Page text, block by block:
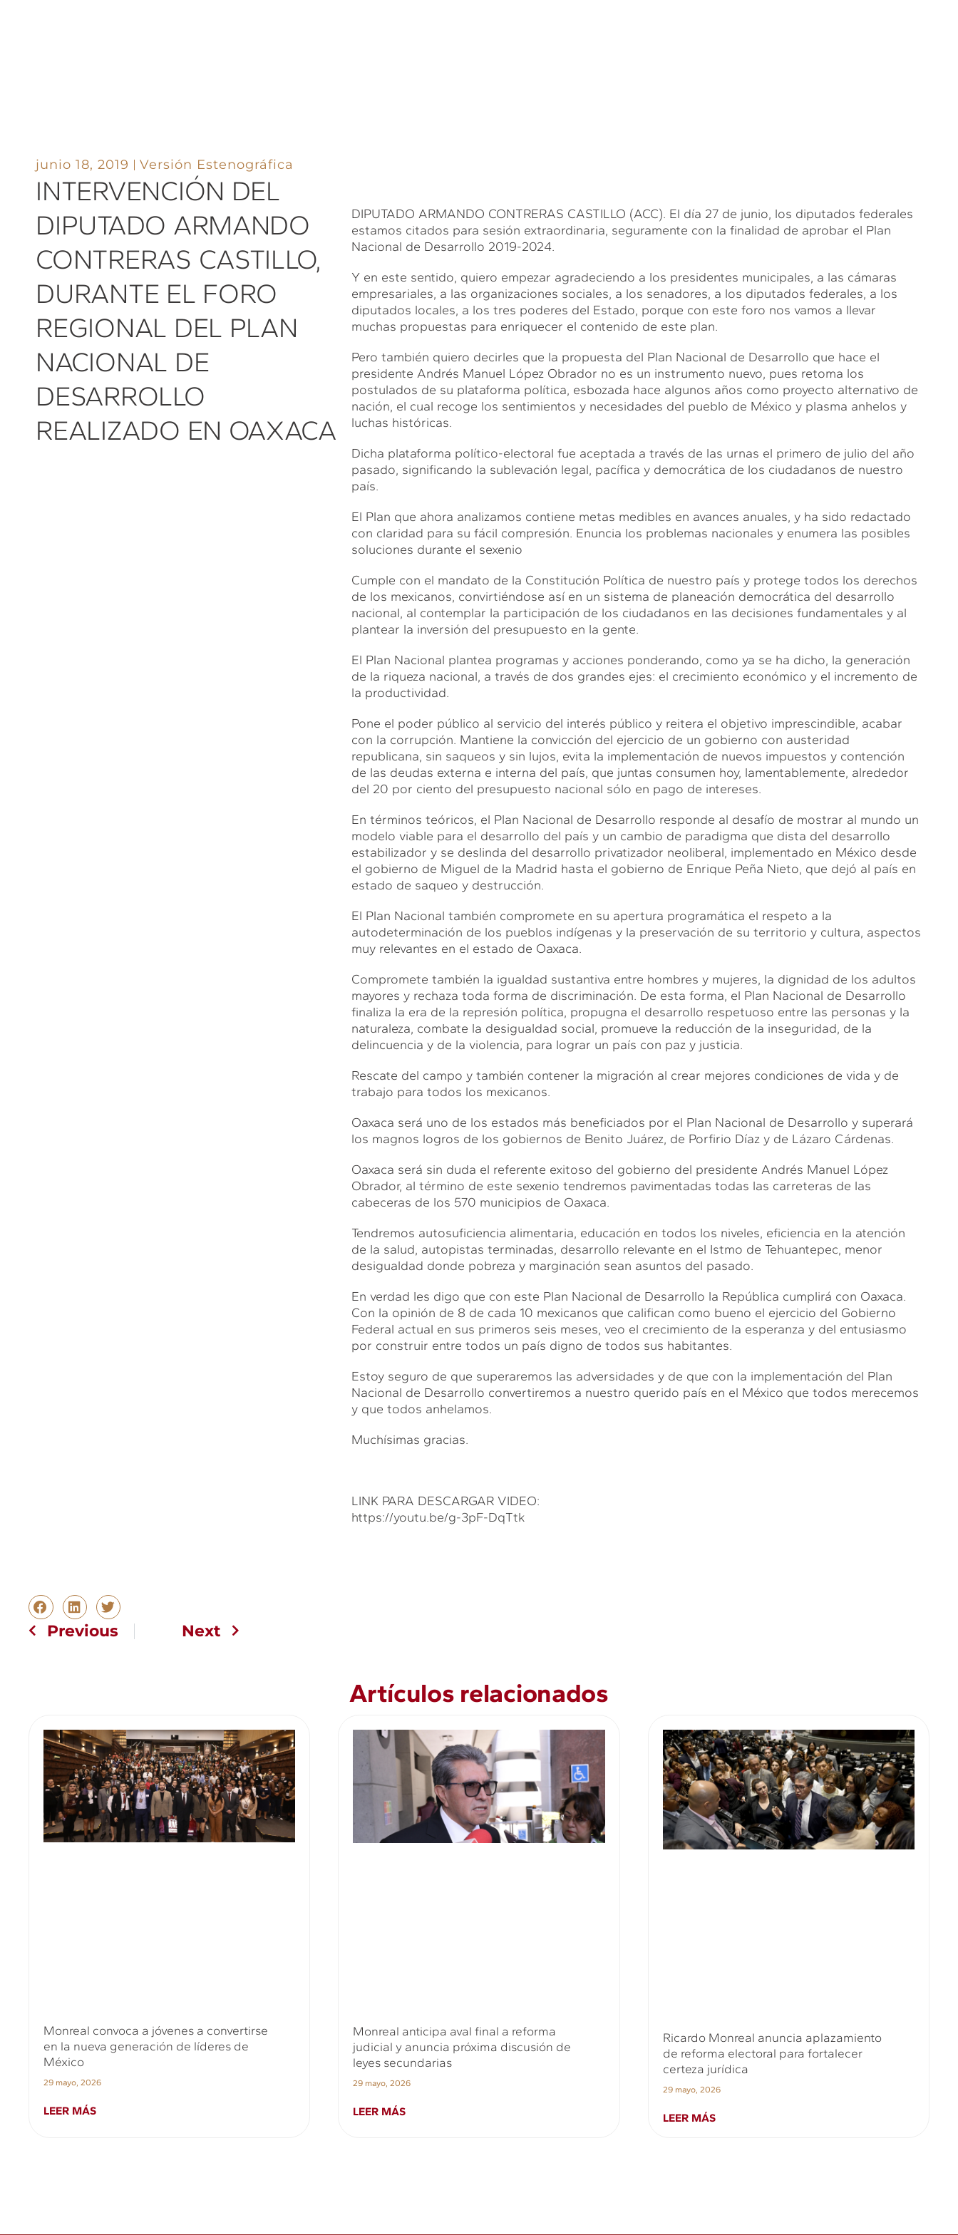
junio 18, 2019 Versión Estenográfica
INTERVENCIÓN DEL
DIPUTADO ARMANDO
CONTRERAS CASTILLO,
DURANTE EL FORO
REGIONAL DEL PLAN
NACIONAL DE
DESARROLLO
REALIZADO EN OAXACA
DIPUTADO ARMANDO CONTRERAS CASTILLO (ACC). El día 27 de junio, los diputados federales
estamos citados para sesión extraordinaria, seguramente con la finalidad de aprobar el Plan
Nacional de Desarrollo 2019-2024.
Y en este sentido, quiero empezar agradeciendo a los presidentes municipales, a las cámaras
empresariales, a las organizaciones sociales, a los senadores, a los diputados federales, a los
diputados locales, a los tres poderes del Estado, porque con este foro nos vamos a llevar
muchas propuestas para enriquecer el contenido de este plan.
Pero también quiero decirles que la propuesta del Plan Nacional de Desarrollo que hace el
presidente Andrés Manuel López Obrador no es un instrumento nuevo, pues retoma los
postulados de su plataforma política, esbozada hace algunos años como proyecto alternativo de
nación, el cual recoge los sentimientos y necesidades del pueblo de México y plasma anhelos y
luchas históricas.
Dicha plataforma político-electoral fue aceptada a través de las urnas el primero de julio del año
pasado, significando la sublevación legal, pacífica y democrática de los ciudadanos de nuestro
país.
El Plan que ahora analizamos contiene metas medibles en avances anuales, y ha sido redactado
con claridad para su fácil compresión. Enuncia los problemas nacionales y enumera las posibles
soluciones durante el sexenio
Cumple con el mandato de la Constitución Política de nuestro país y protege todos los derechos
de los mexicanos, convirtiéndose así en un sistema de planeación democrática del desarrollo
nacional, al contemplar la participación de los ciudadanos en las decisiones fundamentales y al
plantear la inversión del presupuesto en la gente.
El Plan Nacional plantea programas y acciones ponderando, como ya se ha dicho, la generación
de la riqueza nacional, a través de dos grandes ejes: el crecimiento económico y el incremento de
la productividad.
Pone el poder público al servicio del interés público y reitera el objetivo imprescindible, acabar
con la corrupción. Mantiene la convicción del ejercicio de un gobierno con austeridad
republicana, sin saqueos y sin lujos, evita la implementación de nuevos impuestos y contención
de las deudas externa e interna del país, que juntas consumen hoy, lamentablemente, alrededor
del 20 por ciento del presupuesto nacional sólo en pago de intereses.
En términos teóricos, el Plan Nacional de Desarrollo responde al desafío de mostrar al mundo un
modelo viable para el desarrollo del país y un cambio de paradigma que dista del desarrollo
estabilizador y se deslinda del desarrollo privatizador neoliberal, implementado en México desde
el gobierno de Miguel de la Madrid hasta el gobierno de Enrique Peña Nieto, que dejó al país en
estado de saqueo y destrucción.
El Plan Nacional también compromete en su apertura programática el respeto a la
autodeterminación de los pueblos indígenas y la preservación de su territorio y cultura, aspectos
muy relevantes en el estado de Oaxaca.
Compromete también la igualdad sustantiva entre hombres y mujeres, la dignidad de los adultos
mayores y rechaza toda forma de discriminación. De esta forma, el Plan Nacional de Desarrollo
finaliza la era de la represión política, propugna el desarrollo respetuoso entre las personas y la
naturaleza, combate la desigualdad social, promueve la reducción de la inseguridad, de la
delincuencia y de la violencia, para lograr un país con paz y justicia.
Rescate del campo y también contener la migración al crear mejores condiciones de vida y de
trabajo para todos los mexicanos.
Oaxaca será uno de los estados más beneficiados por el Plan Nacional de Desarrollo y superará
los magnos logros de los gobiernos de Benito Juárez, de Porfirio Díaz y de Lázaro Cárdenas.
Oaxaca será sin duda el referente exitoso del gobierno del presidente Andrés Manuel López
Obrador, al término de este sexenio tendremos pavimentadas todas las carreteras de las
cabeceras de los 570 municipios de Oaxaca.
Tendremos autosuficiencia alimentaria, educación en todos los niveles, eficiencia en la atención
de la salud, autopistas terminadas, desarrollo relevante en el Istmo de Tehuantepec, menor
desigualdad donde pobreza y marginación sean asuntos del pasado.
En verdad les digo que con este Plan Nacional de Desarrollo la República cumplirá con Oaxaca.
Con la opinión de 8 de cada 10 mexicanos que califican como bueno el ejercicio del Gobierno
Federal actual en sus primeros seis meses, veo el crecimiento de la esperanza y del entusiasmo
por construir entre todos un país digno de todos sus habitantes.
Estoy seguro de que superaremos las adversidades y de que con la implementación del Plan
Nacional de Desarrollo convertiremos a nuestro querido país en el México que todos merecemos
y que todos anhelamos.
Muchísimas gracias.
LINK PARA DESCARGAR VIDEO:
https://youtu.be/g-3pF-DqTtk
Previous Next
Artículos relacionados
Monreal convoca a jóvenes a convertirse
en la nueva generación de líderes de
México
29 mayo, 2026
LEER MÁS
Monreal anticipa aval final a reforma
judicial y anuncia próxima discusión de
leyes secundarias
29 mayo, 2026
LEER MÁS
Ricardo Monreal anuncia aplazamiento
de reforma electoral para fortalecer
certeza jurídica
29 mayo, 2026
LEER MÁS